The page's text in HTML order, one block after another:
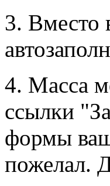
3. Вместо
4. Масса
ссылки
формы
пожелал.